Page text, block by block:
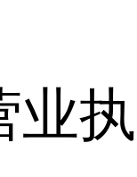
业